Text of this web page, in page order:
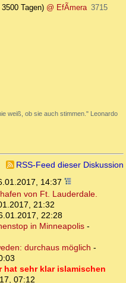
Tagen) @ EfÃ­mera 3715
weiß, ob sie auch stimmen." Leonardo
RSS-Feed dieser Diskussion
14:37
von Ft. Lauderdale.
21:32
22:28
in Minneapolis-
durchaus möglich -
hat sehr klar islamischen
07:12